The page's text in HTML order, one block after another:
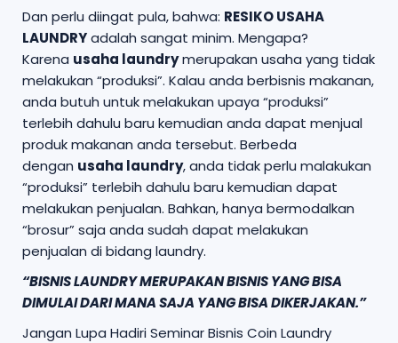
Dan perlu diingat pula, bahwa: RESIKO USAHA
LAUNDRYadalah sangat minim. Mengapa?
Karena usaha laundrymerupakan usaha yang tidak
melakukan “produksi”. Kalau anda berbisnis makanan,
anda butuh untuk melakukan upaya “produksi”
terlebih dahulu baru kemudian anda dapat menjual
produk makanan anda tersebut. Berbeda
dengan usaha laundry, anda tidak perlu malakukan
“produksi” terlebih dahulu baru kemudian dapat
melakukan penjualan. Bahkan, hanya bermodalkan
“brosur” saja anda sudah dapat melakukan
penjualan di bidang laundry.
“BISNIS LAUNDRY MERUPAKAN BISNIS YANG BISA
DIMULAI DARI MANA SAJA YANG BISA DIKERJAKAN.”
Jangan Lupa Hadiri Seminar Bisnis Coin Laundry